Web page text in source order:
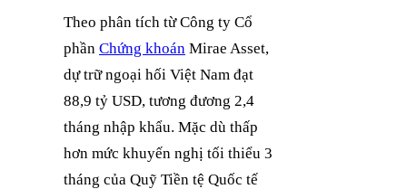
Theo phân tích từ Công ty Cổ
phần Chứng khoán Mirae Asset,
dự trữ ngoại hối Việt Nam đạt
88,9 tỷ USD, tương đương 2,4
tháng nhập khẩu. Mặc dù thấp
hơn mức khuyến nghị tối thiểu 3
tháng của Quỹ Tiền tệ Quốc tế